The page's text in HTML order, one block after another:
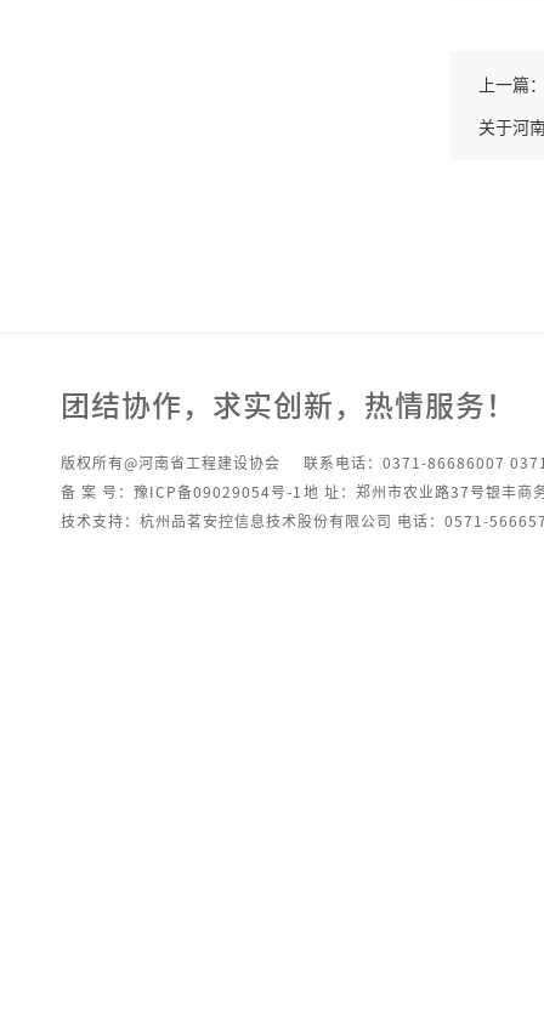
上一篇
关于河
团结协作，求实创新，热情服务！
版权所有@河南省工程建设协会
联系电话：0371-86686007
备 案 号：豫ICP备09029054号-1 地 址：郑州市农业路37号银丰商
技术支持：杭州品茗安控信息技术股份有限公司 电话：0571-